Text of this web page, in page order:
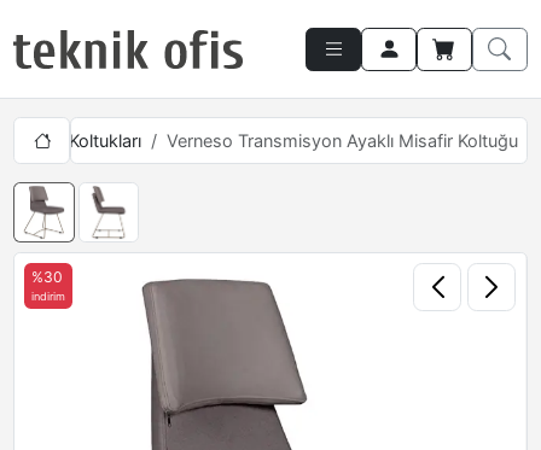
Misafir Koltukları Verneso Transmisyon Ayaklı Misafir Koltuğu
%30
indirim